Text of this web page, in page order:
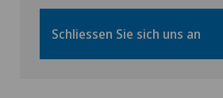
Schliessen Sie sich uns an